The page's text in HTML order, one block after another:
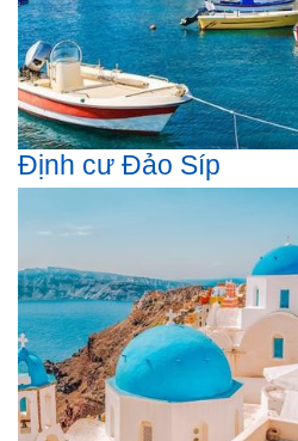
Định cư Đảo Síp